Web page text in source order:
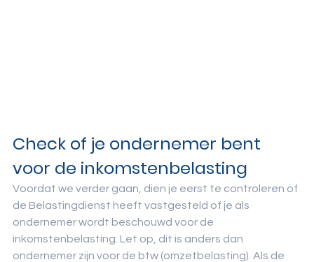
Check of je ondernemer bent
voor de inkomstenbelasting
Voordat we verder gaan, dien je eerst te controleren of
de Belastingdienst heeft vastgesteld of je als
ondernemer wordt beschouwd voor de
inkomstenbelasting. Let op, dit is anders dan
ondernemer zijn voor de btw (omzetbelasting). Als de